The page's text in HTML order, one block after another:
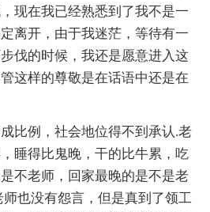
现在我已经熟悉到了我不是一
离开，由于我迷茫，等待有一
伐的时候，我还是愿意进入这
这样的尊敬是在话语中还是在
比例，社会地位得不到承认.老
睡得比鬼晚，干的比牛累，吃
不老师，回家最晚的是不是老
也没有怨言，但是真到了领工